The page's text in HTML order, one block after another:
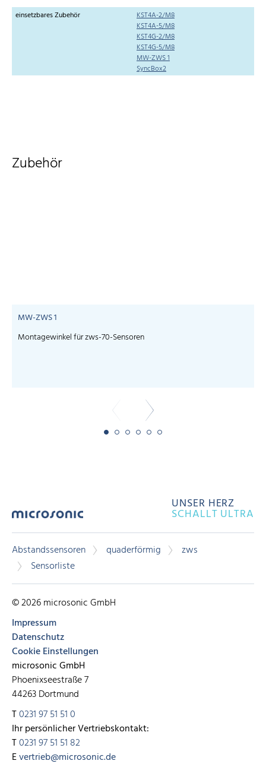
einsetzbares Zubehör
KST4A-2/M8
KST4A-5/M8
KST4G-2/M8
KST4G-5/M8
MW-ZWS 1
SyncBox2
Zubehör
MW-ZWS 1
Montagewinkel für zws-70-Sensoren
UNSER HERZ
SCHALLT ULTRA
Abstandssensoren quaderförmig
zws
Sensorliste
© 2026 microsonic GmbH
Impressum
Datenschutz
Cookie Einstellungen
microsonic GmbH
Phoenixseestraße 7
44263 Dortmund
T0231 97 51 51 0
Ihr persönlicher Vertriebskontakt:
T0231 97 51 51 82
Evertrieb@microsonic.de